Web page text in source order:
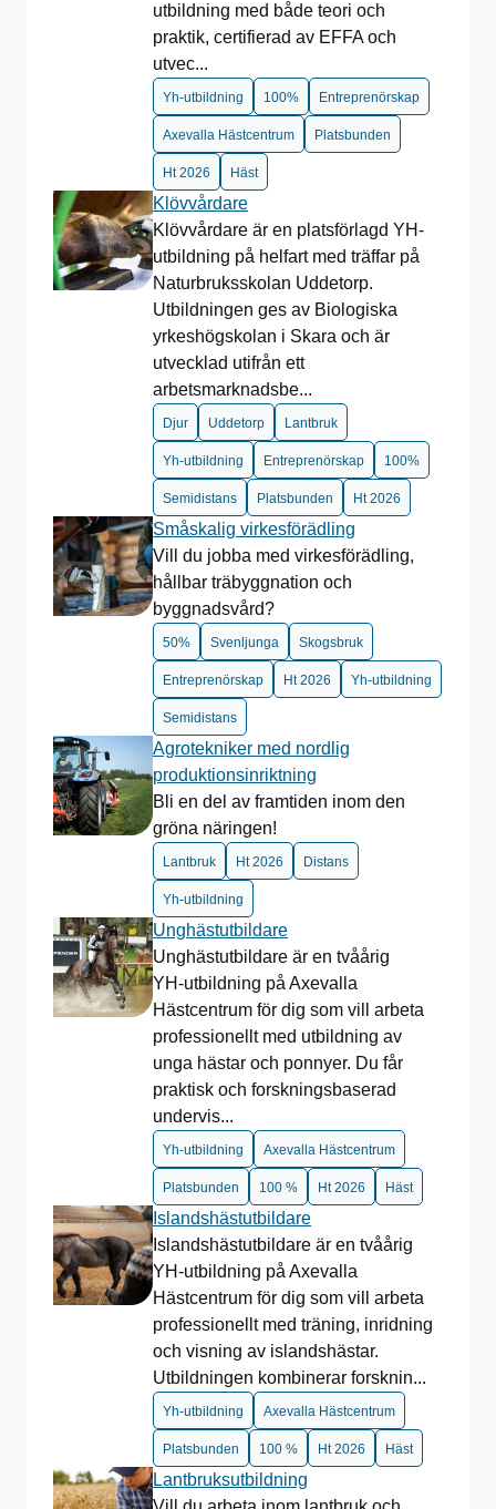
utbildning med både teori och
praktik, certifierad av EFFA och
utvec...
Yh-utbildning 100% Entreprenörskap
Axevalla Hästcentrum Platsbunden
Ht 2026 Häst
Klövvårdare
Klövvårdare är en platsförlagd YH-
utbildning på helfart med träffar på
Naturbruksskolan Uddetorp.
Utbildningen ges av Biologiska
yrkeshögskolan i Skara och är
utvecklad utifrån ett
arbetsmarknadsbe...
Djur Uddetorp Lantbruk
Yh-utbildning Entreprenörskap 100%
Semidistans Platsbunden Ht 2026
Småskalig virkesförädling
Vill du jobba med virkesförädling,
hållbar träbyggnation och
byggnadsvård?
50% Svenljunga Skogsbruk
Entreprenörskap Ht 2026 Yh-utbildning
Semidistans
Agrotekniker med nordlig
produktionsinriktning
Bli en del av framtiden inom den
gröna näringen!
Lantbruk Ht 2026 Distans
Yh-utbildning
Unghästutbildare
Unghästutbildare är en tvåårig
YH‑utbildning på Axevalla
Hästcentrum för dig som vill arbeta
professionellt med utbildning av
unga hästar och ponnyer. Du får
praktisk och forskningsbaserad
undervis...
Yh-utbildning Axevalla Hästcentrum
Platsbunden 100 % Ht 2026 Häst
Islandshästutbildare
Islandshästutbildare är en tvåårig
YH‑utbildning på Axevalla
Hästcentrum för dig som vill arbeta
professionellt med träning, inridning
och visning av islandshästar.
Utbildningen kombinerar forsknin...
Yh-utbildning Axevalla Hästcentrum
Platsbunden 100 % Ht 2026 Häst
Lantbruksutbildning